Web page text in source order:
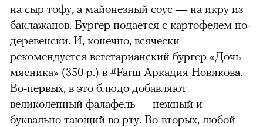
на сыр тофу, а майонезный соус — на икру из
баклажанов. Бургер подается с картофелем по-
деревенски. И, конечно, всячески
рекомендуется вегетарианский бургер «Дочь
мясника» (350 р.) в #Farш Аркадия Новикова.
Во-первых, в это блюдо добавляют
великолепный фалафель — нежный и
буквально тающий во рту. Во-вторых, любой